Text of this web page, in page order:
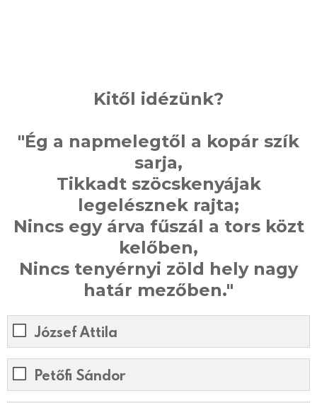
Kitől idézünk?
"Ég a napmelegtől a kopár szík
sarja,
Tikkadt szöcskenyájak
legelésznek rajta;
Nincs egy árva fűszál a tors közt
kelőben,
Nincs tenyérnyi zöld hely nagy
határ mezőben."
József Attila
Petőfi Sándor